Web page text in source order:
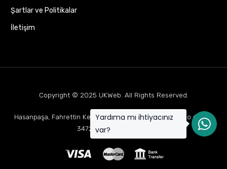
Şartlar ve Politikalar
İletişim
Copyright © 2025 UKWeb . All Rights Reserved.
Hasanpaşa, Fahrettin Kerim Gökay Cd Mukaddes Apt No:63 D:1,
34722 Kadıköy/İstanbul
Yardıma mı ihtiyacınız
var?